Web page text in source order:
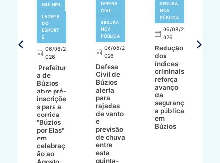
MULHER
LAZER E
DO
ESPORT
E
06/08/2
026
Prefeitur
a de
Búzios
abre pré-
inscriçõe
s para a
corrida
"Búzios
por Elas"
em
celebraç
ão ao
Agosto
DEFESA
CIVIL
SEGURA
NÇA
PÚBLICA
06/08/2
026
Defesa
Civil de
Búzios
alerta
para
rajadas
de vento
e
previsão
de chuva
entre
esta
quinta-
SEGURA
NÇA
PÚBLICA
06/08/2
026
Redução
dos
índices
criminais
reforça
avanço
da
seguranç
a pública
em
Búzios